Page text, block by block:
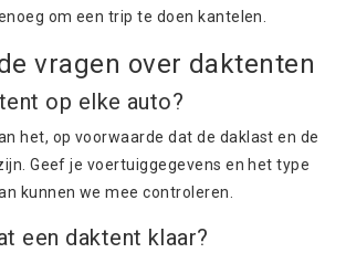
om een trip te doen kantelen.
vragen over daktenten
op elke auto?
het, op voorwaarde dat de daklast en de
Geef je voertuiggegevens en het type
kunnen we mee controleren.
een daktent klaar?